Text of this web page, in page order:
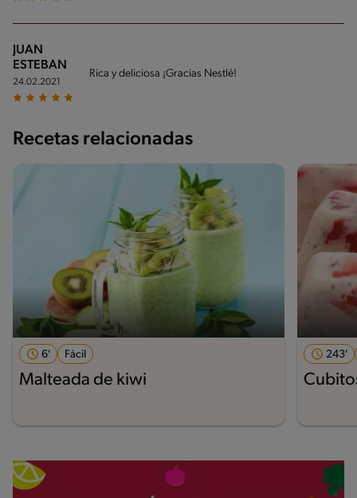
JUAN
ESTEBAN
24.02.2021
Rica y deliciosa ¡Gracias Nestlé!
Recetas relacionadas
6' Fácil
Malteada de kiwi
243'